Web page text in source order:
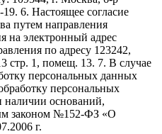
6. Настоящее согласие
путем направления
на электронный адрес
по адресу 123242,
стр. 1, помещ. 13. 7. В случае
персональных данных
персональных
наличии оснований,
законом №152-ФЗ «О
г.